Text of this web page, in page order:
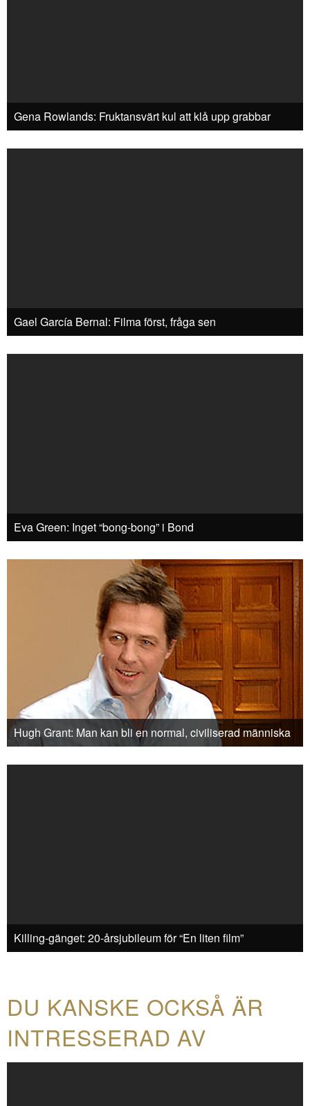
Gena Rowlands: Fruktansvärt kul att klå upp grabbar
Gael García Bernal: Filma först, fråga sen
Eva Green: Inget “bong-bong” i Bond
Hugh Grant: Man kan bli en normal, civiliserad människa
Killing-gänget: 20-årsjubileum för “En liten film”
DU KANSKE OCKSÅ ÄR
INTRESSERAD AV